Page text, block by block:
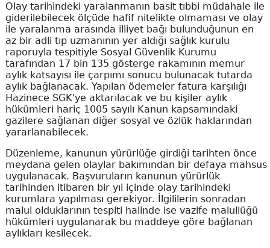
Olay tarihindeki yaralanmanın basit tıbbi müdahale ile
giderilebilecek ölçüde hafif nitelikte olmaması ve olay
ile yaralanma arasında illiyet bağı bulunduğunun en
az bir adli tıp uzmanının yer aldığı sağlık kurulu
raporuyla tespitiyle Sosyal Güvenlik Kurumu
tarafından 17 bin 135 gösterge rakamının memur
aylık katsayısı ile çarpımı sonucu bulunacak tutarda
aylık bağlanacak. Yapılan ödemeler fatura karşılığı
Hazinece SGK'ye aktarılacak ve bu kişiler aylık
hükümleri hariç 1005 sayılı Kanun kapsamındaki
gazilere sağlanan diğer sosyal ve özlük haklarından
yararlanabilecek.
Düzenleme, kanunun yürürlüğe girdiği tarihten önce
meydana gelen olaylar bakımından bir defaya mahsus
uygulanacak. Başvuruların kanunun yürürlük
tarihinden itibaren bir yıl içinde olay tarihindeki
kurumlara yapılması gerekiyor. İlgililerin sonradan
malul olduklarının tespiti halinde ise vazife malullüğü
hükümleri uygulanarak bu maddeye göre bağlanan
aylıkları kesilecek.